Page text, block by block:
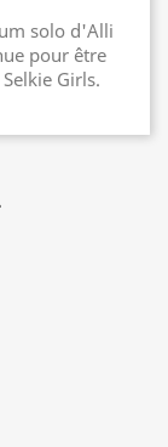
solo d'Alli
pour être
Girls.